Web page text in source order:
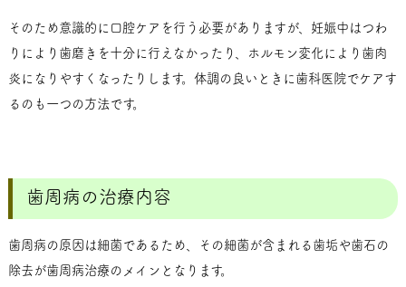
そのため意識的に口腔ケアを行う必要がありますが、妊娠中はつわ
りにより歯磨きを十分に行えなかったり、ホルモン変化により歯肉
炎になりやすくなったりします。体調の良いときに歯科医院でケアす
るのも一つの方法です。
歯周病の治療内容
歯周病の原因は細菌であるため、その細菌が含まれる歯垢や歯石の
除去が歯周病治療のメインとなります。